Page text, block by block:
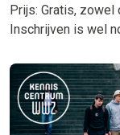
Prijs: Gratis, zowel
Inschrijven is wel